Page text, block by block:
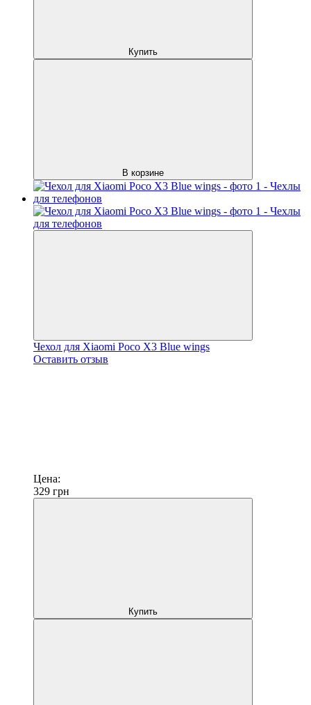
Купить
В корзине
Чехол для Xiaomi Poco X3 Blue wings
Оставить отзыв
Цена:
329 грн
Купить